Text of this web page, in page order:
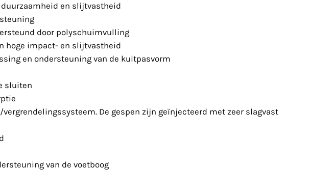
duurzaamheid en slijtvastheid
door polyschuimvulling
hoge impact- en slijtvastheid
en ondersteuning van de kuitpasvorm
sluiten
De gespen zijn geïnjecteerd met zeer slagvast
van de voetboog